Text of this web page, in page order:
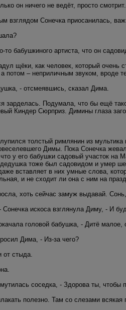
он ничего не ведёт, просто смотрит.
взглядом Сонечка приосанилась,
то бабушкиного артиста, что он
щёки, как человек, который очень
потом – неприличным звуком, вроде
- отсмеявшись, сказал Дима.
зарделась. Подумала, что бы ещё
Киндер Сюрприз. Димины глаза
толстый римлянин из
Димы. Пока Сонечка
у его бабушки садовый участок на
тоже был садовидом и умер
вставляет в них умные слова,
и не сходит ли она с ним на
хоть сейчас замуж выдавай.
искоса взглянула Диму, - И
головой бабушка, - Дитё
Дима, - Из-за чего?
стыда.
соседка, - Здорова ты, чтобы
полезно. Там со слезами всякая